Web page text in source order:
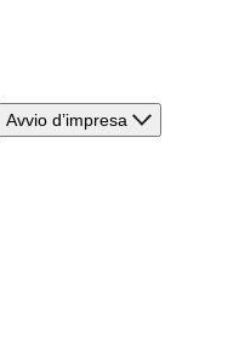
Avvio d’impresa